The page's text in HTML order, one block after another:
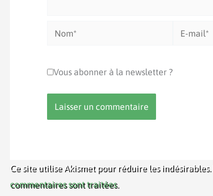
Nom*
Vous abonner à la newsletter ?
Ce site utilise Akismet pour réduire les indésirables.
commentaires sont traitées.